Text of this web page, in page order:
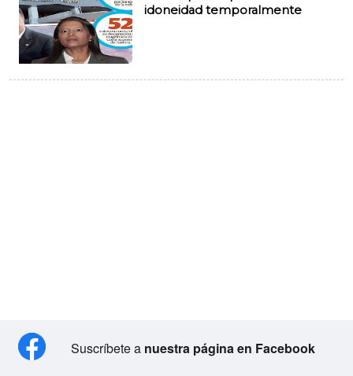
idoneidad temporalmente
Suscríbete a nuestra página en Facebook